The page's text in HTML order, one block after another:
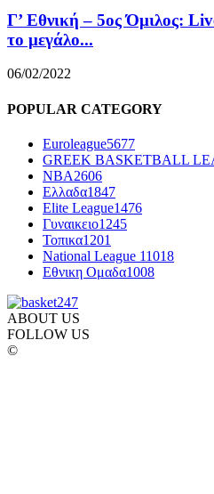
Γ’ Εθνική – 5ος Όμιλος:
το μεγάλο...
06/02/2022
POPULAR CATEGORY
Euroleague5677
GREEK BASKETBALL
NBA2606
Ελλαδα1847
Elite League1476
Γυναικειο1245
Τοπικα1201
National League 11018
Εθνικη Ομαδα1008
ABOUT US
FOLLOW US
©